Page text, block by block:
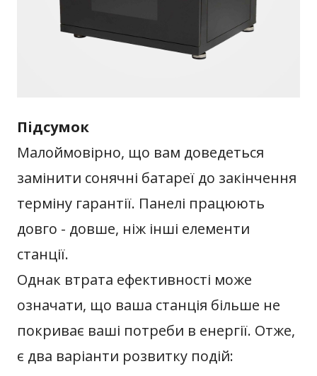
Підсумок
Малоймовірно, що вам доведеться
замінити сонячні батареї до закінчення
терміну гарантії. Панелі працюють
довго - довше, ніж інші елементи
станції.
Однак втрата ефективності може
означати, що ваша станція більше не
покриває ваші потреби в енергії. Отже,
є два варіанти розвитку подій: